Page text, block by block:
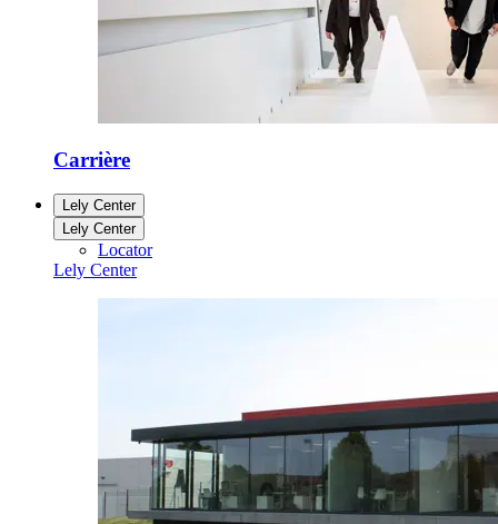
Carrière
Lely Center
Lely Center
Locator
Lely Center